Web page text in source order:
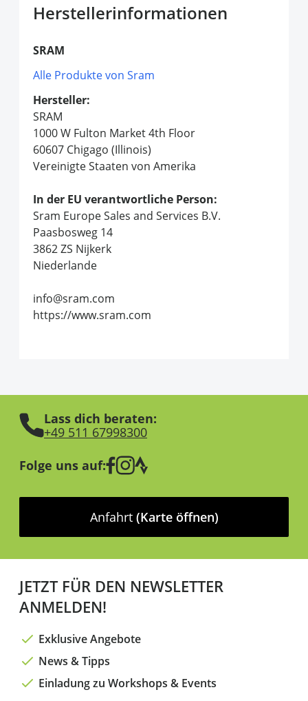
Herstellerinformationen
SRAM
Alle Produkte von Sram
Hersteller:
SRAM
1000 W Fulton Market 4th Floor
60607 Chigago (Illinois)
Vereinigte Staaten von Amerika
In der EU verantwortliche Person:
Sram Europe Sales and Services B.V.
Paasbosweg 14
3862 ZS Nijkerk
Niederlande
info@sram.com
https://www.sram.com
Lass dich beraten:
+49 511 67998300
Folge uns auf:
Anfahrt (Karte öffnen)
JETZT FÜR DEN NEWSLETTER
ANMELDEN!
Exklusive Angebote
News & Tipps
Einladung zu Workshops & Events